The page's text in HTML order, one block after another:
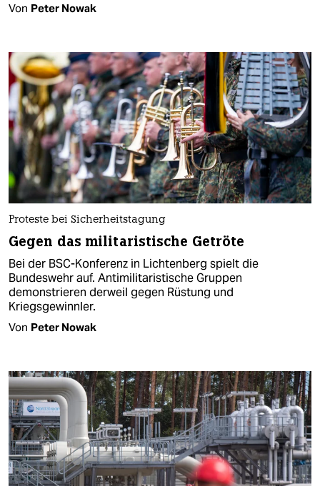
Von Peter Nowak
Proteste bei Sicherheitstagung
Gegen das militaristische Getröte
Bei der BSC-Konferenz in Lichtenberg spielt die
Bundeswehr auf. Antimilitaristische Gruppen
demonstrieren derweil gegen Rüstung und
Kriegsgewinnler.
Von Peter Nowak